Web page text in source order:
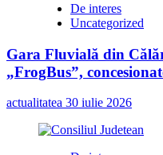
De interes
Uncategorized
Gara Fluvială din
„FrogBus”,
actualitatea 30 iulie 2026